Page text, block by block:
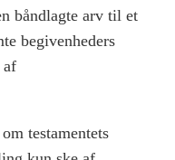
båndlagte arv til et
begivenheders
af
testamentets